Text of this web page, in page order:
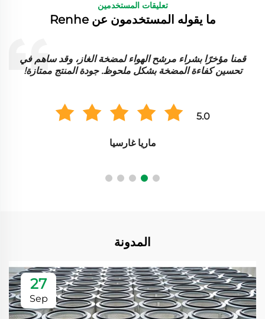
تعليقات المستخدمين
ما يقوله المستخدمون عن Renhe
قمنا مؤخرًا بشراء مرشح الهواء لمضخة الغاز، وقد ساهم في
تحسين كفاءة المضخة بشكل ملحوظ. جودة المنتج ممتازة!
5.0
ماريا غارسيا
المدونة
27
Sep